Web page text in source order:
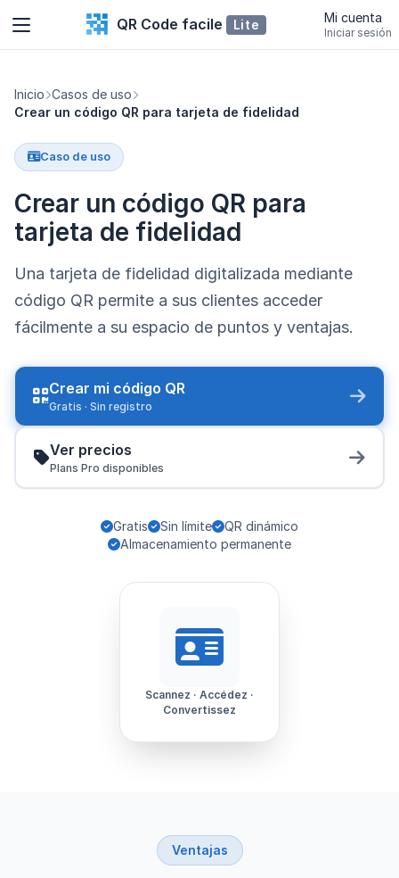
QR Code facile Lite Mi cuenta
Iniciar sesión
Inicio Casos de uso
Crear un código QR para tarjeta de fidelidad
Caso de uso
Crear un código QR para
tarjeta de fidelidad
Una tarjeta de fidelidad digitalizada mediante
código QR permite a sus clientes acceder
fácilmente a su espacio de puntos y ventajas.
Crear mi código QR
Gratis · Sin registro
Ver precios
Plans Pro disponibles
Gratis Sin límite
QR dinámico
Almacenamiento permanente
Scannez · Accédez ·
Convertissez
Ventajas